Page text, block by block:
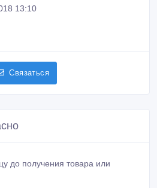
13:10
Связаться
до получения товара или